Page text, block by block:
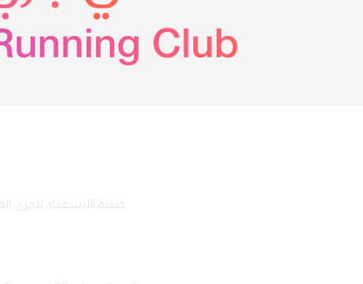
فرع كلباء
فرع دبا الحصن
كيفية الاستعداد للجري